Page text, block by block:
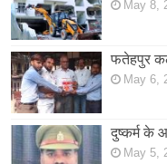
May 8,
फतेहपुर
May 6,
दुष्कर्म के
May 5,